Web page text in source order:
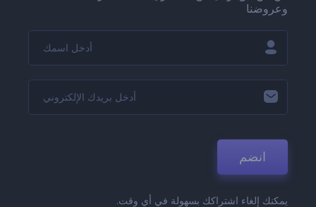
وعروضنا
انضم
يمكنك إلغاء اشتراكك بسهولة في أي وقت.